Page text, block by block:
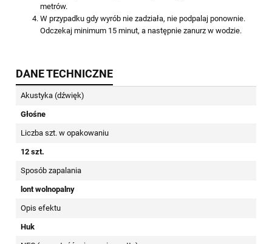
metrów.
W przypadku gdy wyrób nie zadziała, nie podpalaj ponownie.
Odczekaj minimum 15 minut, a następnie zanurz w wodzie.
DANE TECHNICZNE
Akustyka (dźwięk)
Głośne
Liczba szt. w opakowaniu
12 szt.
Sposób zapalania
lont wolnopalny
Opis efektu
Huk